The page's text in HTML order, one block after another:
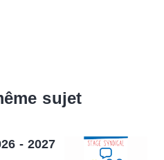
sujet
- 2027